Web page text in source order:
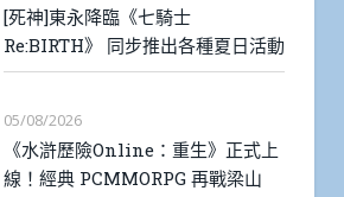
[死神]東永降臨《七騎士
Re:BIRTH》 同步推出各種夏日活動
05/08/2026
《水滸歷險Online：重生》正式上
線！經典 PCMMORPG 再戰梁山